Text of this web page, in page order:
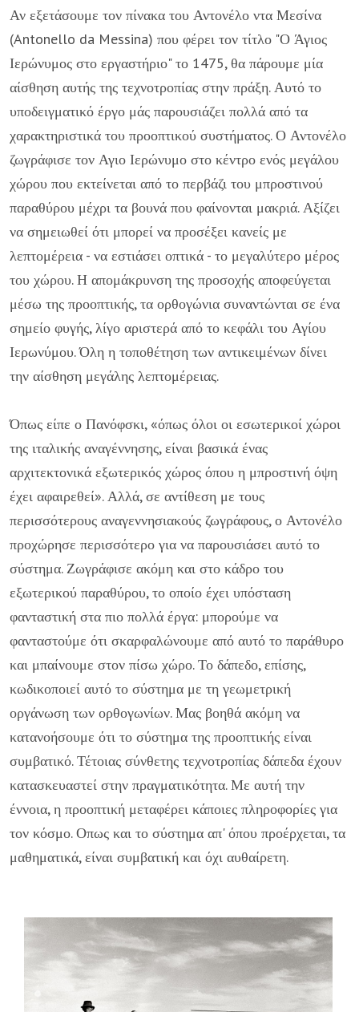
Αν εξετάσουμε τον πίνακα του Αντονέλο ντα Μεσίνα
(Antonello da Messina) που φέρει τον τίτλο "Ο Άγιος
Ιερώνυμος στο εργαστήριο" το 1475, θα πάρουμε μία
αίσθηση αυτής της τεχνοτροπίας στην πράξη. Αυτό το
υποδειγματικό έργο μάς παρουσιάζει πολλά από τα
χαρακτηριστικά του προοπτικού συστήματος. Ο Αντονέλο
ζωγράφισε τον Αγιο Ιερώνυμο στο κέντρο ενός μεγάλου
χώρου που εκτείνεται από το περβάζι του μπροστινού
παραθύρου μέχρι τα βουνά που φαίνονται μακριά. Αξίζει
να σημειωθεί ότι μπορεί να προσέξει κανείς με
λεπτομέρεια - να εστιάσει οπτικά - το μεγαλύτερο μέρος
του χώρου. Η απομάκρυνση της προσοχής αποφεύγεται
μέσω της προοπτικής, τα ορθογώνια συναντώνται σε ένα
σημείο φυγής, λίγο αριστερά από το κεφάλι του Αγίου
Ιερωνύμου. Όλη η τοποθέτηση των αντικειμένων δίνει
την αίσθηση μεγάλης λεπτομέρειας.
Όπως είπε ο Πανόφσκι, «όπως όλοι οι εσωτερικοί χώροι
της ιταλικής αναγέννησης, είναι βασικά ένας
αρχιτεκτονικά εξωτερικός χώρος όπου η μπροστινή όψη
έχει αφαιρεθεί». Αλλά, σε αντίθεση με τους
περισσότερους αναγεννησιακούς ζωγράφους, ο Αντονέλο
προχώρησε περισσότερο για να παρουσιάσει αυτό το
σύστημα. Ζωγράφισε ακόμη και στο κάδρο του
εξωτερικού παραθύρου, το οποίο έχει υπόσταση
φανταστική στα πιο πολλά έργα: μπορούμε να
φανταστούμε ότι σκαρφαλώνουμε από αυτό το παράθυρο
και μπαίνουμε στον πίσω χώρο. Το δάπεδο, επίσης,
κωδικοποιεί αυτό το σύστημα με τη γεωμετρική
οργάνωση των ορθογωνίων. Μας βοηθά ακόμη να
κατανοήσουμε ότι το σύστημα της προοπτικής είναι
συμβατικό. Τέτοιας σύνθετης τεχνοτροπίας δάπεδα έχουν
κατασκευαστεί στην πραγματικότητα. Με αυτή την
έννοια, η προοπτική μεταφέρει κάποιες πληροφορίες για
τον κόσμο. Οπως και το σύστημα απ' όπου προέρχεται, τα
μαθηματικά, είναι συμβατική και όχι αυθαίρετη.